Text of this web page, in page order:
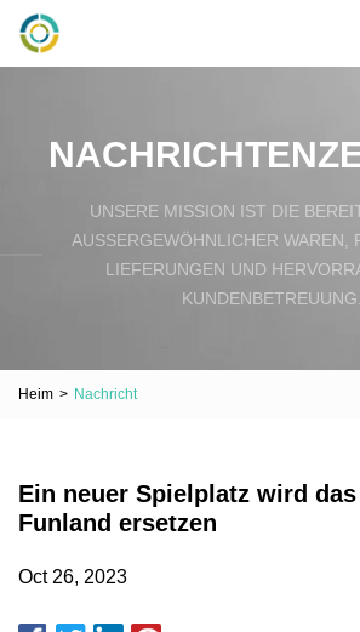
UNSERE MISSION IST DIE
AUSSERGEWÖHNLICHER WAREN,
IEFERUNGEN UND
UNDENBETREUUNG.
Heim > Nachricht
Ein neuer Spielplatz wird
Funland ersetzen
Oct 26, 2023